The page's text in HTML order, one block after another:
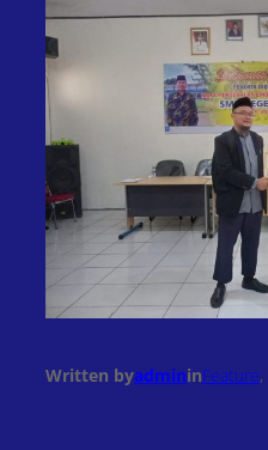
Written byadmininFeature,